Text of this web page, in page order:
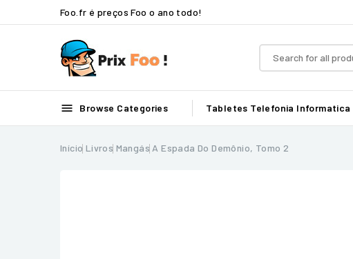
Foo.fr é preços Foo o ano todo!
 Browse Categories Tabletes Telefonia Informatica
Início Livros Mangás A Espada Do Demônio, Tomo 2